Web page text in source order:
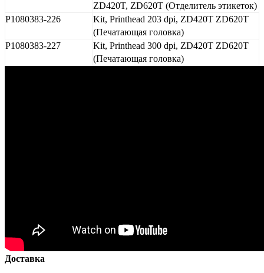
ZD420T, ZD620T (Отделитель этикеток)
P1080383-226
Kit, Printhead 203 dpi, ZD420T ZD620T
(Печатающая головка)
P1080383-227
Kit, Printhead 300 dpi, ZD420T ZD620T
(Печатающая головка)
Доставка